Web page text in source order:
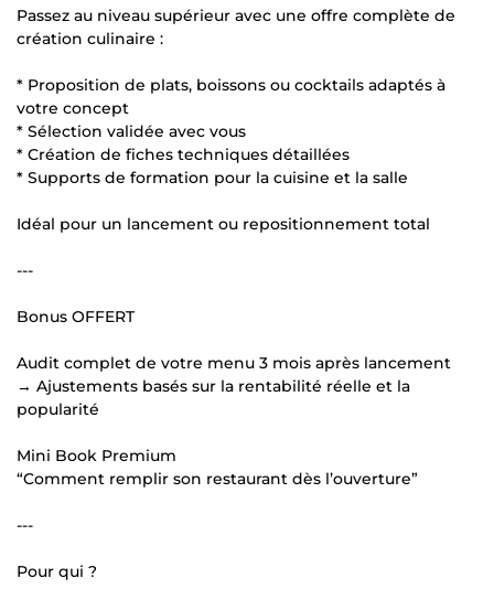
Passez au niveau supérieur avec une offre complète de
création culinaire :
* Proposition de plats, boissons ou cocktails adaptés à
votre concept
* Sélection validée avec vous
* Création de fiches techniques détaillées
* Supports de formation pour la cuisine et la salle
Idéal pour un lancement ou repositionnement total
---
Bonus OFFERT
Audit complet de votre menu 3 mois après lancement
→ Ajustements basés sur la rentabilité réelle et la
popularité
Mini Book Premium
“Comment remplir son restaurant dès l’ouverture”
---
Pour qui ?